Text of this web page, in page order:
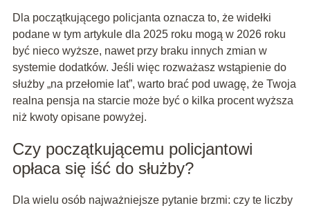
Dla początkującego policjanta oznacza to, że widełki
podane w tym artykule dla 2025 roku mogą w 2026 roku
być nieco wyższe, nawet przy braku innych zmian w
systemie dodatków. Jeśli więc rozważasz wstąpienie do
służby „na przełomie lat”, warto brać pod uwagę, że Twoja
realna pensja na starcie może być o kilka procent wyższa
niż kwoty opisane powyżej.
Czy początkującemu policjantowi
opłaca się iść do służby?
Dla wielu osób najważniejsze pytanie brzmi: czy te liczby